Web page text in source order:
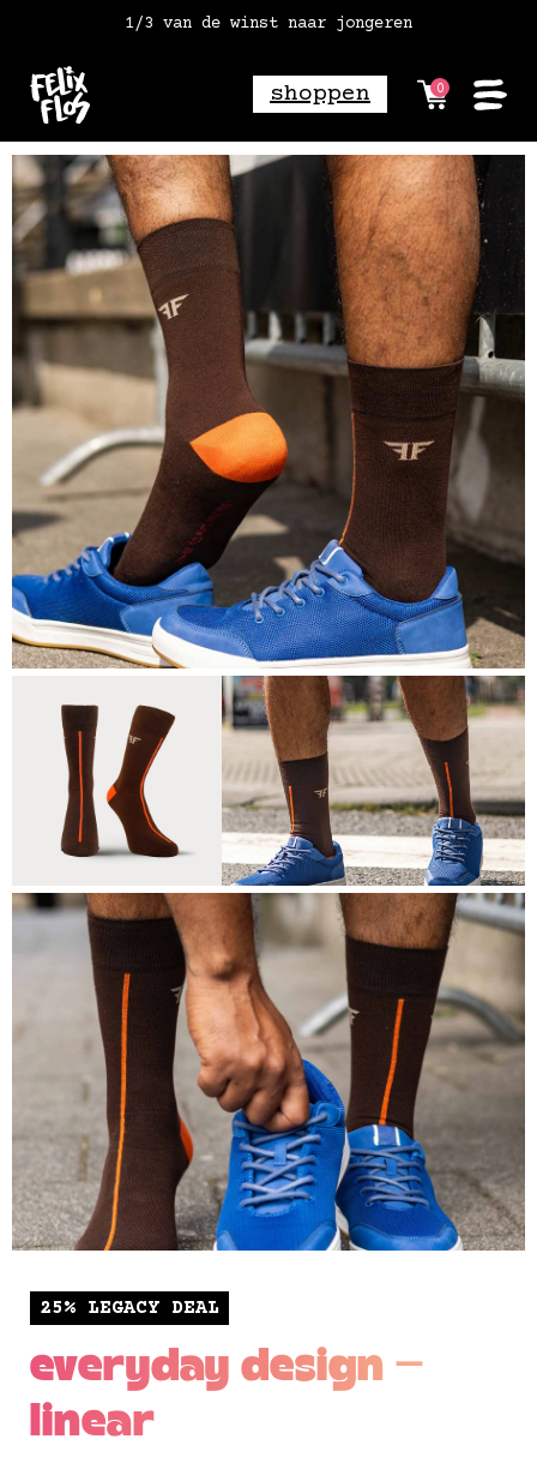
vóór 18:00 besteld = morgen in huis
gratis verzending vanaf 2 paar*
shoppen 0
25% LEGACY DEAL
everyday design —
linear